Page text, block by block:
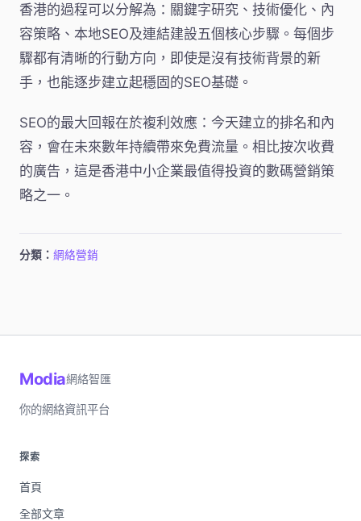
香港的過程可以分解為：關鍵字研究、技術優化、內
容策略、本地SEO及連結建設五個核心步驟。每個步
驟都有清晰的行動方向，即使是沒有技術背景的新
手，也能逐步建立起穩固的SEO基礎。
SEO的最大回報在於複利效應：今天建立的排名和內
容，會在未來數年持續帶來免費流量。相比按次收費
的廣告，這是香港中小企業最值得投資的數碼營銷策
略之一。
分類： 網絡營銷
Modia網絡智匯
你的網絡資訊平台
探索
首頁
全部文章